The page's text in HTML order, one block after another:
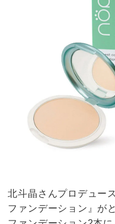
北斗晶さんプロデュー
ファンデーション』が